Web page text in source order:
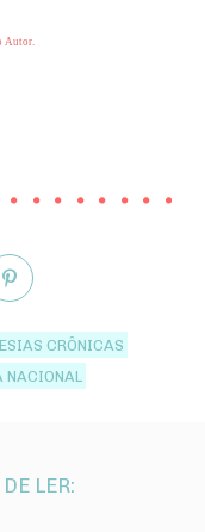
Autor.
CRÔNICAS
LER: